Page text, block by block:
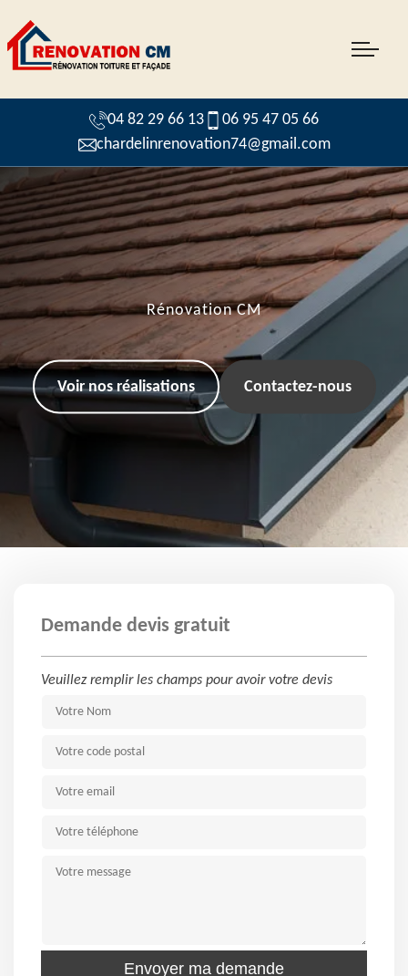
04 82 29 66 13
06 95 47 05 66
chardelinrenovation74@gmail.com
Rénovation CM
Voir nos réalisations Contactez-nous
Demande devis gratuit
Veuillez remplir les champs pour avoir votre devis